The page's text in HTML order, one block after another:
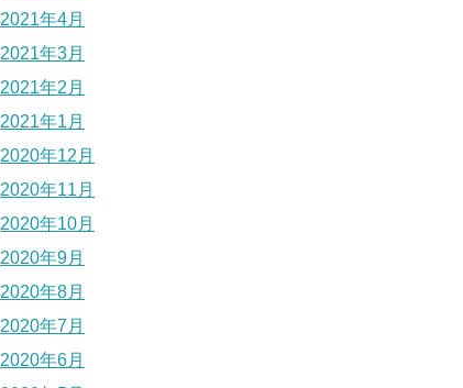
2021年4月
2021年3月
2021年2月
2021年1月
2020年12月
2020年11月
2020年10月
2020年9月
2020年8月
2020年7月
2020年6月